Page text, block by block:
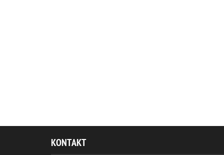
KONTAKT